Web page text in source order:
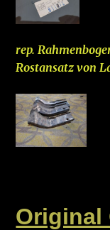
rep.
Rostansatz von
Original